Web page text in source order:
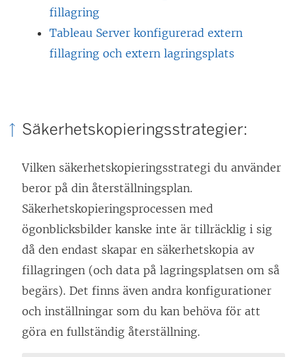
fillagring
Tableau Server konfigurerad extern
fillagring och extern lagringsplats
Säkerhetskopieringsstrategier:
Vilken säkerhetskopieringsstrategi du använder
beror på din återställningsplan.
Säkerhetskopieringsprocessen med
ögonblicksbilder kanske inte är tillräcklig i sig
då den endast skapar en säkerhetskopia av
fillagringen (och data på lagringsplatsen om så
begärs). Det finns även andra konfigurationer
och inställningar som du kan behöva för att
göra en fullständig återställning.